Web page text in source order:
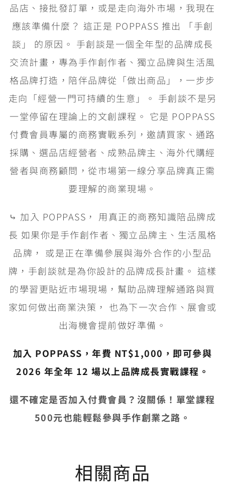
品店、接批發訂單，或是走向海外市場，我現在
應該準備什麼？ 這正是 POPPASS 推出 「手創
談」 的原因。 手創談是一個全年型的品牌成長
交流計畫，專為手作創作者、獨立品牌與生活風
格品牌打造，陪伴品牌從「做出商品」，一步步
走向「經營一門可持續的生意」。 手創談不是另
一堂停留在理論上的文創課程。 它是 POPPASS
付費會員專屬的商務實戰系列，邀請買家、通路
採購、選品店經營者、成熟品牌主、海外代購經
營者與商務顧問，從市場第一線分享品牌真正需
要理解的商業現場。
⤷ 加入 POPPASS， 用真正的商務知識陪品牌成
長 如果你是手作創作者、獨立品牌主、生活風格
品牌， 或是正在準備參展與海外合作的小型品
牌，手創談就是為你設計的品牌成長計畫。 這樣
的學習更貼近市場現場，幫助品牌理解通路與買
家如何做出商業決策， 也為下一次合作、展會或
出海機會提前做好準備。
加入 POPPASS，年費 NT$1,000，即可參與
2026 年全年 12 場以上品牌成長實戰課程。
還不確定是否加入付費會員？沒關係！單堂課程
500元也能輕鬆參與手作創業之路。
相關商品